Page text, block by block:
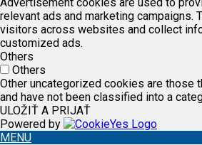
relevant ads and marketing campaigns.
visitors across websites and collect
customized ads.
Others
Others
Other uncategorized cookies are those
and have not been classified into a
ULOŽIŤ A PRIJAŤ
Powered by
MENU